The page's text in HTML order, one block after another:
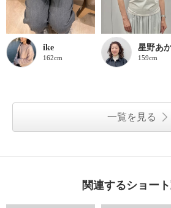
ike
162cm
星野あ
159cm
一覧を見る
関連するショー